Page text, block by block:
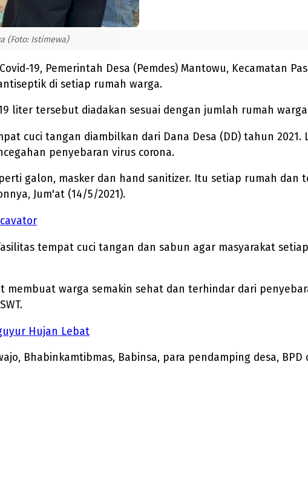
(Foto: Istimewa)
19, Pemerintah Desa (Pemdes) Mantowu, Kecamatan
di setiap rumah warga.
liter tersebut diadakan sesuai dengan jumlah rumah
cuci tangan diambilkan dari Dana Desa (DD) tahun
penyebaran virus corona.
galon, masker dan hand sanitizer. Itu setiap rumah dan
Jum'at (14/5/2021).
tempat cuci tangan dan sabun agar masyarakat
warga semakin sehat dan terhindar dari
Hujan Lebat
Bhabinkamtibmas, Babinsa, para pendamping desa, BPD